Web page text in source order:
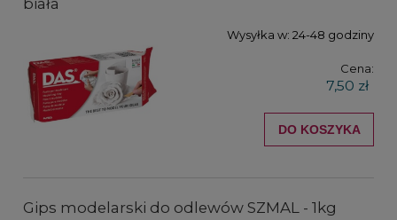
biała
Wysyłka w: 24-48 godziny
Cena:
7,50 zł
DO KOSZYKA
Gips modelarski do odlewów SZMAL - 1kg